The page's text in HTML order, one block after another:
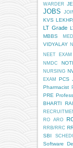
WARDER JE
JOBS
KVS
LT Grade
MBBS
VIDYALAY
NEET EXAM
NMDC
NURSING
EXAM
PCS
Pharmacist
PRE
BHARTI
RO ARO
RRB/RRC
SBI
Software